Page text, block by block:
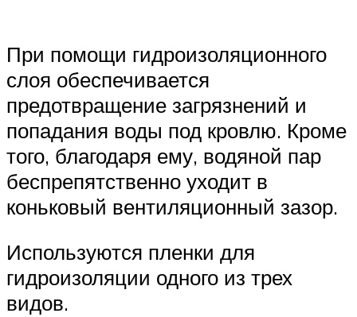
При помощи гидроизоляционного
слоя обеспечивается
предотвращение загрязнений и
попадания воды под кровлю. Кроме
того, благодаря ему, водяной пар
беспрепятственно уходит в
коньковый вентиляционный зазор.
Используются пленки для
гидроизоляции одного из трех
видов.